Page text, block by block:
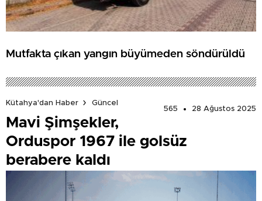
Mutfakta çıkan yangın büyümeden söndürüldü
Kütahya'dan Haber
Güncel
565
28 Ağustos 2025
Mavi Şimşekler,
Orduspor 1967 ile golsüz
berabere kaldı